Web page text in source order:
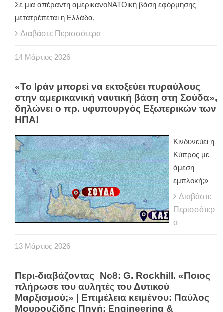
Σε μια απέραντη αμερικανοΝΑΤΟική βάση εφόρμησης
μετατρέπεται η Ελλάδα,
Διαβάστε Περισσότερα
14 Μάρτιος 2026
«Το Ιράν μπορεί να εκτοξεύει πυραύλους
στην αμερικανική ναυτική βάση στη Σούδα»,
δηλώνει ο πρ. υφυπουργός Εξωτερικών των
ΗΠΑ!
Kινδυνεύει η
Κύπρος με
άμεση
εμπλοκή;»
Διαβάστε
Περισσότερ
α
13 Μάρτιος 2026
Περι-διαβάζοντας_Νο8: G. Rockhill. «Ποιος
πλήρωσε του αυλητές του Δυτικού
Μαρξισμού;» | Επιμέλεια κειμένου: Παύλος
Μουρουζίδης Πηγή: Engineering &